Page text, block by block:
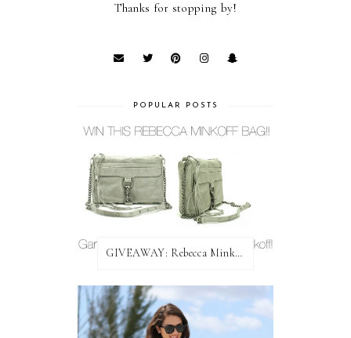
Thanks for stopping by!
POPULAR POSTS
GIVEAWAY: Rebecca Minkoff Bag!